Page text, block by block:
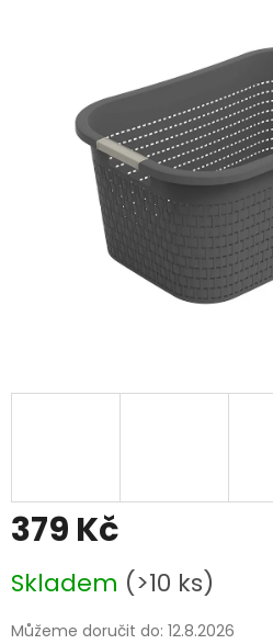
379 Kč
cena:
Skladem (>10 ks)
Můžeme doručit do: 12.8.2026